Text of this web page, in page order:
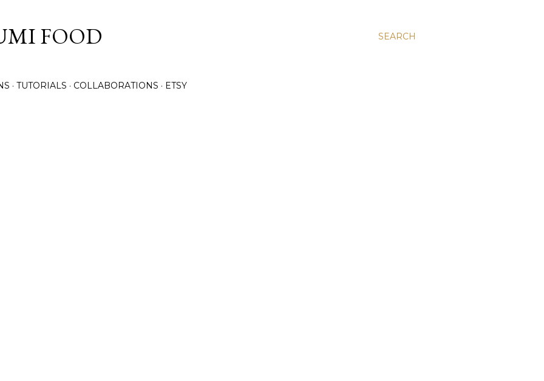
SEARCH
FOOD
TUTORIALS COLLABORATIONS ETSY